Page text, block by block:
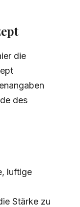
die
des
luftige
Stärke zu